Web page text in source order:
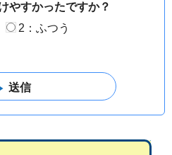
やすかったですか？
2：ふつう